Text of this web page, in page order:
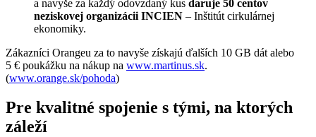
a navyše za každý odovzdaný kus daruje 50 centov
neziskovej organizácii INCIEN – Inštitút cirkulárnej
ekonomiky.
Zákazníci Orangeu za to navyše získajú ďalších 10 GB dát alebo
5 € poukážku na nákup na www.martinus.sk.
(www.orange.sk/pohoda)
Pre kvalitné spojenie s tými, na ktorých
záleží